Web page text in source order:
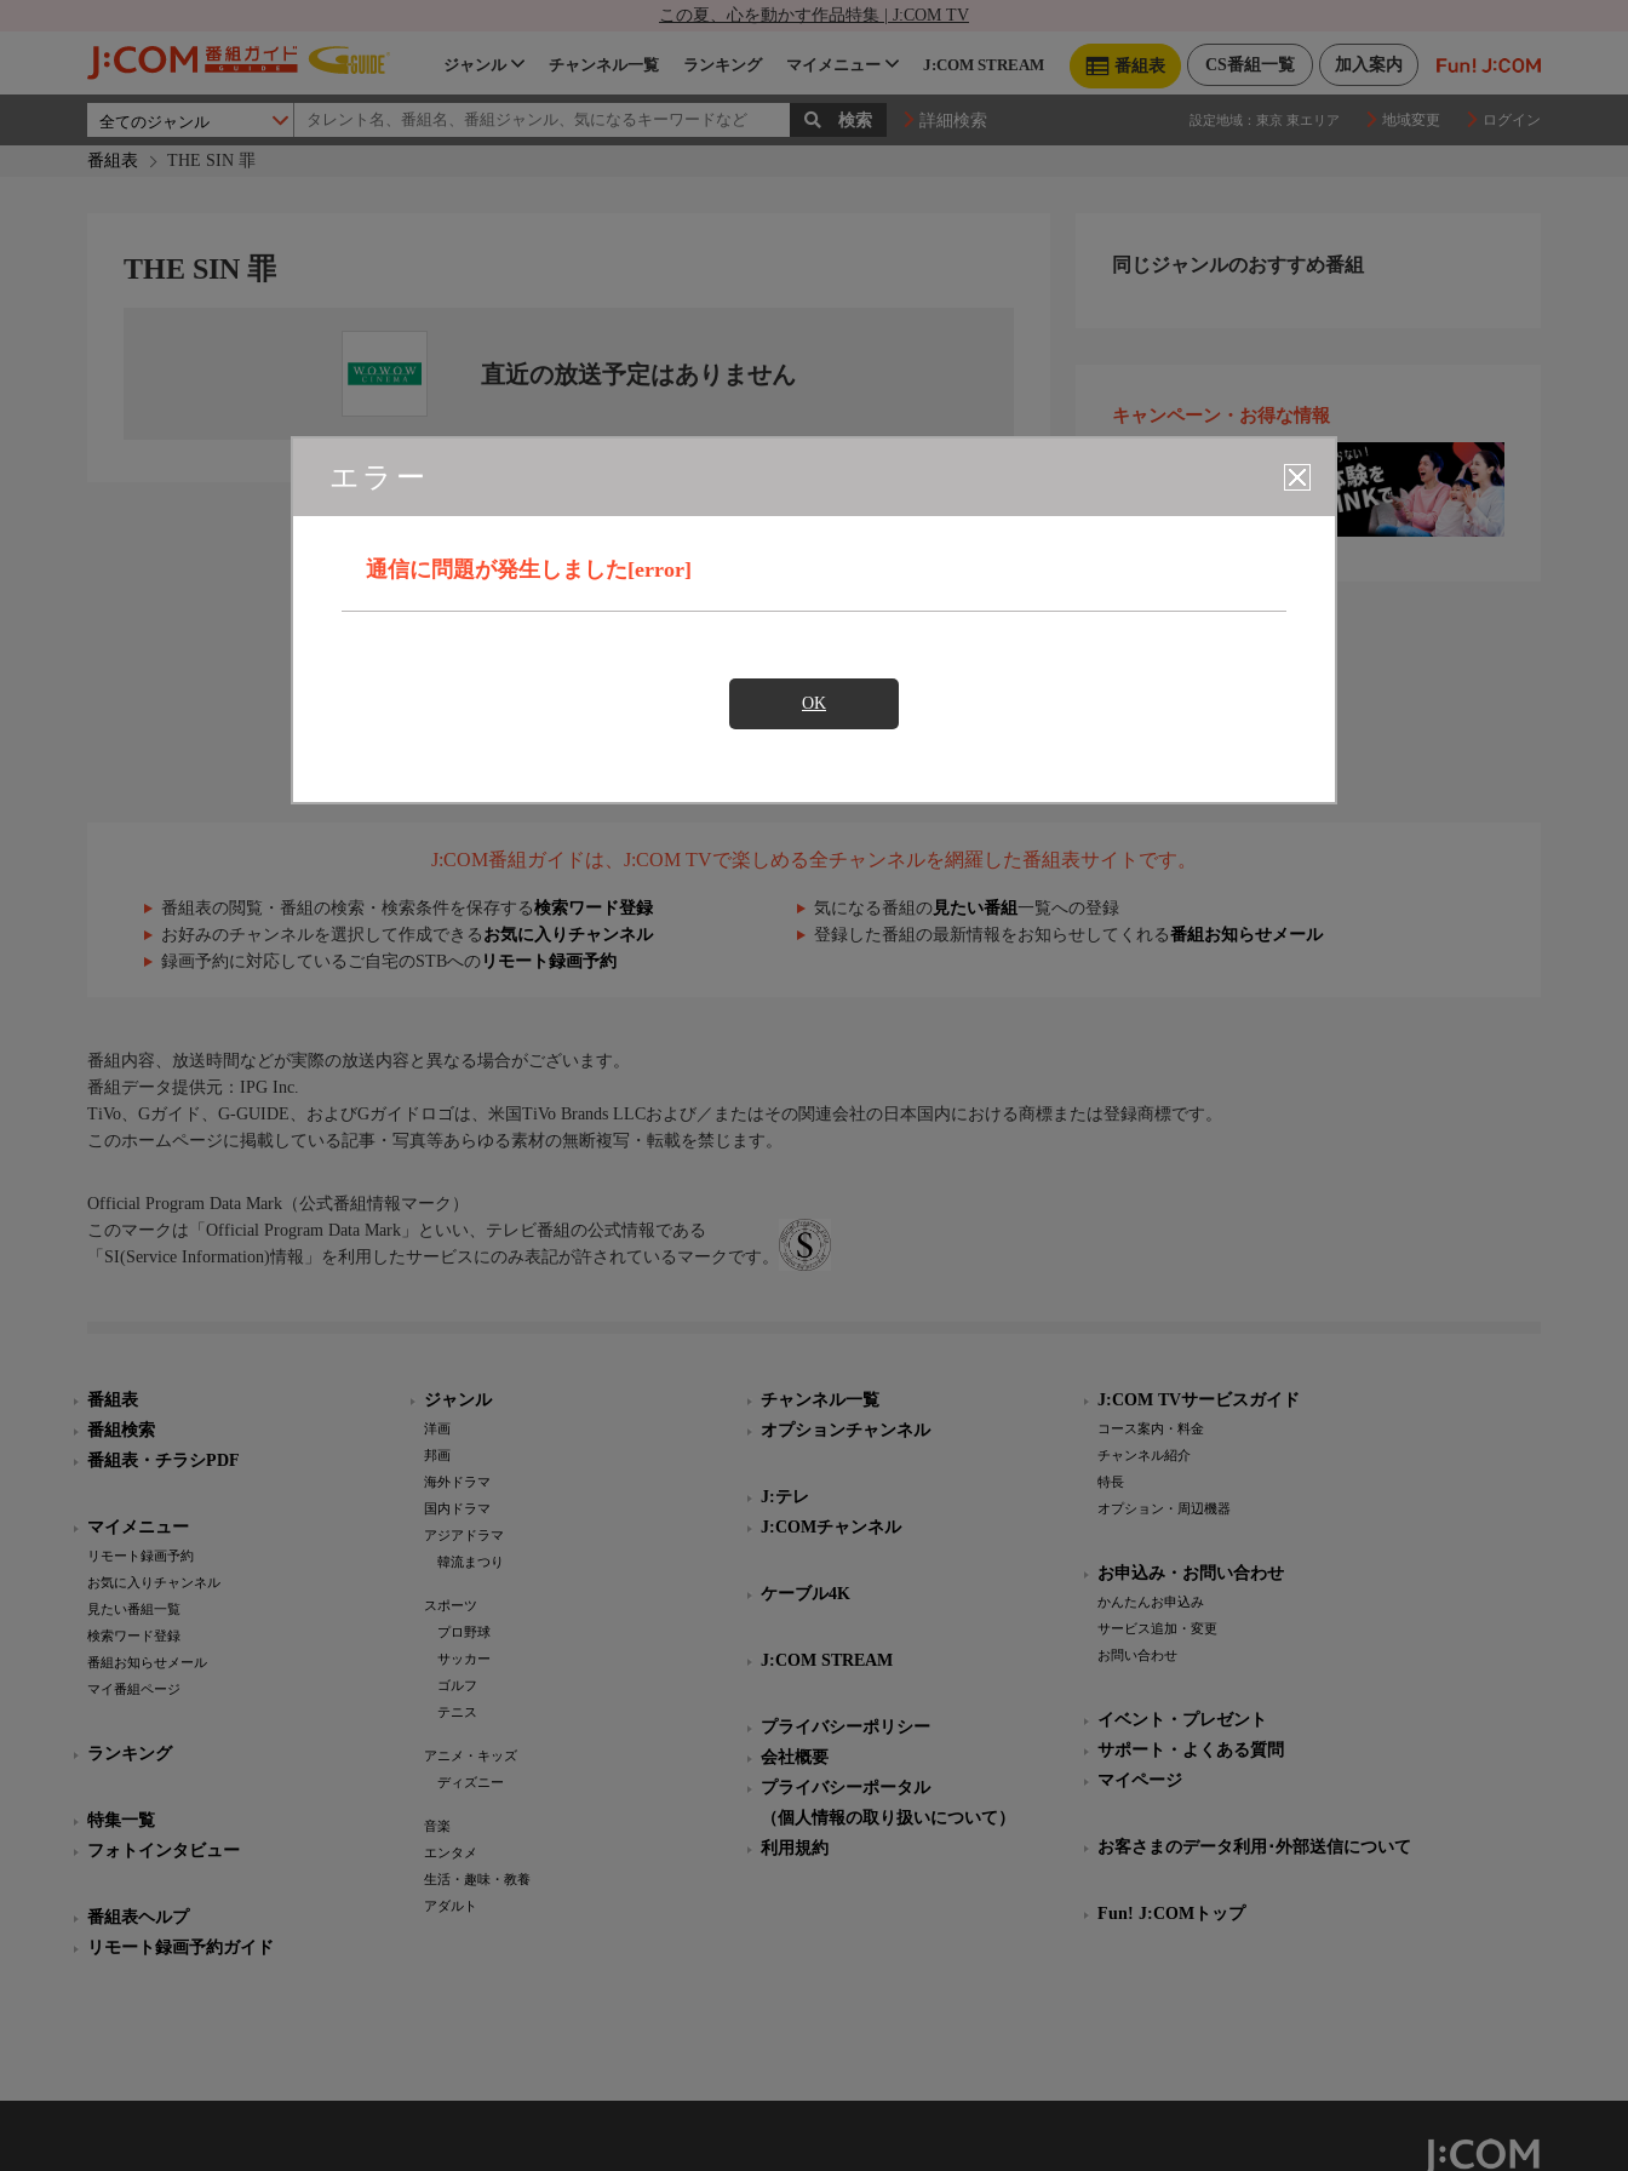
この夏、心を動かす作品特集 | J:COM TV
加入案内
CS番組一覧
番組表
ジャンル チャンネル一覧 ランキング マイメニュー J:COM STREAM
詳細検索 設定地域： 東京 東エリア 地域変更 ログイン
番組表 THE SIN 罪
エラー
通信に問題が発生しました[error]
OK
THE SIN 罪
直近の放送予定はありません
同じジャンルのおすすめ番組
キャンペーン・お得な情報
J:COM番組ガイドは、J:COM TVで楽しめる全チャンネルを網羅した番組表サイトです。
番組表の閲覧・番組の検索・検索条件を保存する検索ワード登録 気になる番組の 見たい番組 一覧への登録
お好みのチャンネルを選択して作成できる お気に入りチャンネル 登録した番組の最新情報をお知らせしてくれる番組お知らせメール
録画予約に対応しているご自宅のSTBへの リモート録画予約
番組内容、放送時間などが実際の放送内容と異なる場合がございます。
番組データ提供元：IPG Inc.
TiVo、Gガイド、G-GUIDE、およびGガイドロゴは、米国TiVo Brands LLCおよび／またはその関連会社の日本国内における商標または登録商標です。
このホームページに掲載している記事・写真等あらゆる素材の無断複写・転載を禁じます。
Official Program Data Mark（公式番組情報マーク）
このマークは「Official Program Data Mark」といい、テレビ番組の公式情報である
「SI(Service Information)情報」を利用したサービスにのみ表記が許されているマークです。
番組表
番組検索
番組表・チラシPDF
マイメニュー
リモート録画予約
お気に入りチャンネル
見たい番組一覧
検索ワード登録
番組お知らせメール
マイ番組ページ
ランキング
特集一覧
フォトインタビュー
番組表ヘルプ
リモート録画予約ガイド
ジャンル
洋画
邦画
海外ドラマ
国内ドラマ
アジアドラマ
韓流まつり
スポーツ
プロ野球
サッカー
ゴルフ
テニス
アニメ・キッズ
ディズニー
音楽
エンタメ
生活・趣味・教養
アダルト
チャンネル一覧
オプションチャンネル
J:テレ
J:COMチャンネル
ケーブル4K
J:COM STREAM
プライバシーポリシー
会社概要
プライバシーポータル
（個人情報の取り扱いについて）
利用規約
J:COM TVサービスガイド
コース案内・料金
チャンネル紹介
特長
オプション・周辺機器
お申込み・お問い合わせ
かんたんお申込み
サービス追加・変更
お問い合わせ
イベント・プレゼント
サポート・よくある質問
マイページ
お客さまのデータ利用･外部送信について
Fun! J:COMトップ